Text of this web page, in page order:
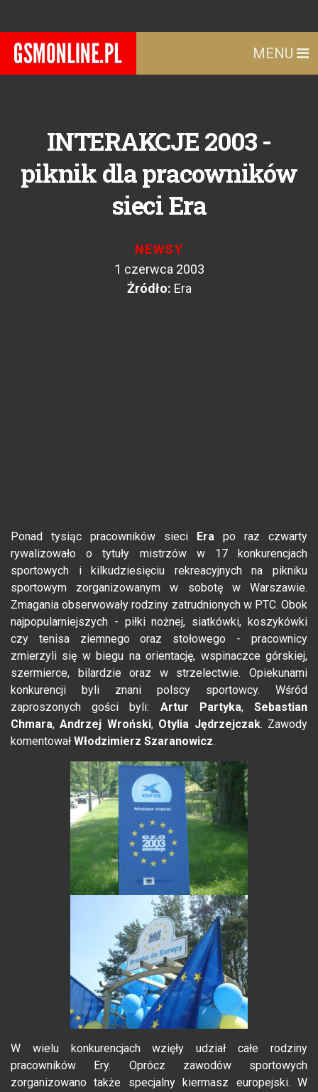
MENU
INTERAKCJE 2003 -
piknik dla pracowników
sieci Era
NEWSY
1 czerwca 2003
Żródło: Era
Ponad tysiąc pracowników sieci Era po raz czwarty
rywalizowało o tytuły mistrzów w 17 konkurencjach
sportowych i kilkudziesięciu rekreacyjnych na pikniku
sportowym zorganizowanym w sobotę w Warszawie.
Zmagania obserwowały rodziny zatrudnionych w PTC. Obok
najpopularniejszych - piłki nożnej, siatkówki, koszykówki
czy tenisa ziemnego oraz stołowego - pracownicy
zmierzyli się w biegu na orientację, wspinaczce górskiej,
szermierce, bilardzie oraz w strzelectwie. Opiekunami
konkurencji byli znani polscy sportowcy. Wśród
zaproszonych gości byli: Artur Partyka,Sebastian
Chmara,Andrzej Wroński, Otylia Jędrzejczak. Zawody
komentował Włodzimierz Szaranowicz.
W wielu konkurencjach wzięły udział całe rodziny
pracowników Ery. Oprócz zawodów sportowych
zorganizowano także specjalny kiermasz europejski. W